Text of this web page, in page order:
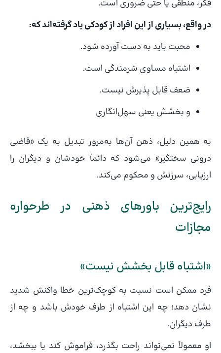
فکر، منطقی یا حتی ضروری است.
در واقع، بسیاری از این افراد از کودکی یاد گرفته‌اند که:
محبت باید به دست آورده شود.
اشتباه مساوی شرمندگی است.
ضعف قابل پذیرش نیست.
و بخشش یعنی سهل‌انگاری
به همین دلیل، ذهن آن‌ها به‌مرور تبدیل به یک «قاضی
درونی سختگیر» می‌شود که دائماً خودشان و دیگران را
ارزیابی، سرزنش و محکوم می‌کند.
رایج‌ترین باورهای ذهنی در طرحواره
مجازات
«اشتباه قابل بخشش نیست»
فرد ممکن است نسبت به کوچک‌ترین خطا واکنش شدید
نشان دهد؛ چه این اشتباه از طرف خودش باشد و چه از
طرف دیگران.
او معمولاً نمی‌تواند راحت بگذرد، فراموش کند یا ببخشد،